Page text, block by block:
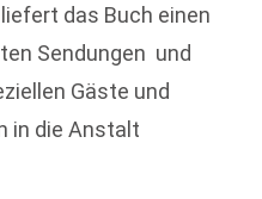
das Buch einen
Sendungen und
Gäste und
in die Anstalt